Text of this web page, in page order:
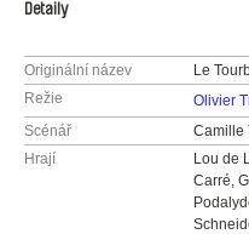
Detaily
Originální název
Le
Režie
Olivier
Scénář
Camille
Hrají
Lou de
Carré,